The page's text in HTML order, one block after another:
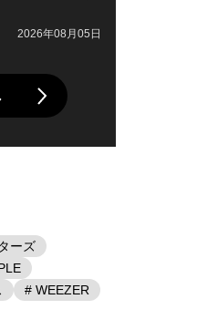
2026年08月05日
ーズ
# WEEZER